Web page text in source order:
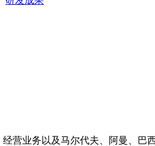
营业务以及马尔代夫、阿曼、巴